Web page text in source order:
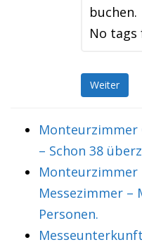
buchen.
No
Weiter
Monteurzimmer
– Schon 38
Monteurzimmer
Messezimmer –
Personen.